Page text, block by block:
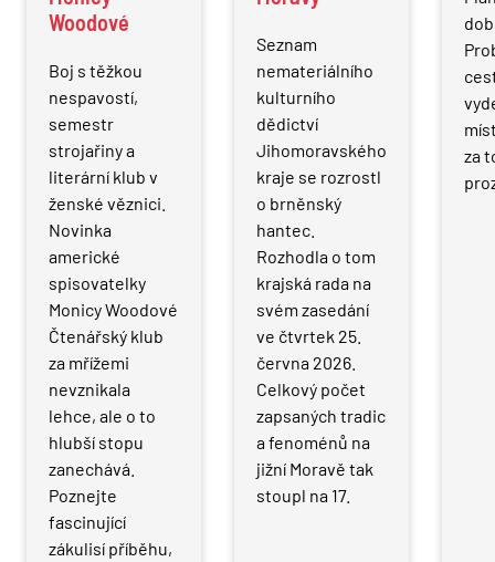
Woodové
Boj s těžkou
nespavostí,
semestr
strojařiny a
literární klub v
ženské věznici.
Novinka
americké
spisovatelky
Monicy Woodové
Čtenářský klub
za mřížemi
nevznikala
lehce, ale o to
hlubší stopu
zanechává.
Poznejte
fascinující
zákulisí příběhu,
Seznam
nemateriálního
kulturního
dědictví
Jihomoravského
kraje se rozrostl
o brněnský
hantec.
Rozhodla o tom
krajská rada na
svém zasedání
ve čtvrtek 25.
června 2026.
Celkový počet
zapsaných tradic
a fenoménů na
jižní Moravě tak
stoupl na 17.
za